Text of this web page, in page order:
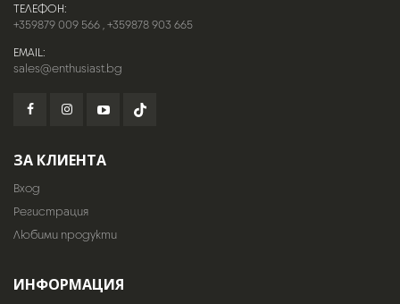
ТЕЛЕФОН:
+359879 009 566,+359878 903 665
EMAIL:
sales@enthusiast.bg
ЗА КЛИЕНТА
Вход
Регистрация
Любими продукти
ИНФОРМАЦИЯ